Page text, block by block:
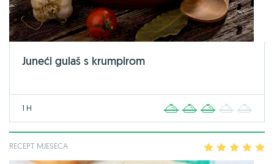
Juneći gulaš s krumpirom
1 H 2 3 4
RECEPT MJESECA 2 3 4